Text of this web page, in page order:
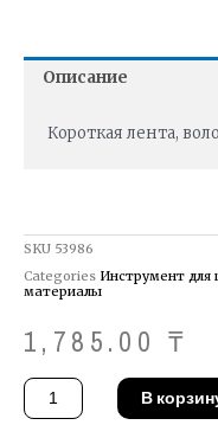
Описание
Короткая лента,
SKU 53986
Categories Инструмент для
материалы
1,785.00 ₸
Количество
товара
Лента
В